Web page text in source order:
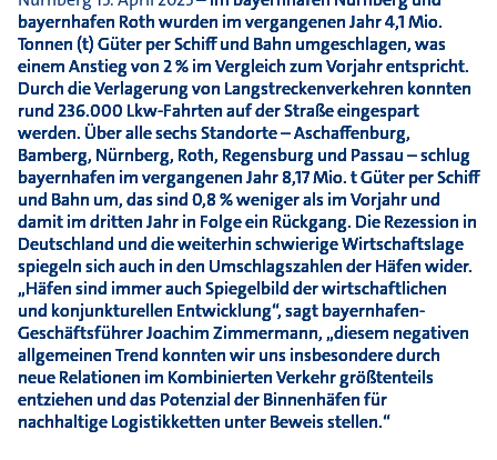
bayernhafen Roth wurden im vergangenen Jahr 4,1 Mio.
Tonnen (t) Güter per Schiff und Bahn umgeschlagen, was
einem Anstieg von 2 % im Vergleich zum Vorjahr entspricht.
Durch die Verlagerung von Langstreckenverkehren konnten
rund 236.000 Lkw-Fahrten auf der Straße eingespart
werden. Über alle sechs Standorte – Aschaffenburg,
Bamberg, Nürnberg, Roth, Regensburg und Passau – schlug
bayernhafen im vergangenen Jahr 8,17 Mio. t Güter per Schiff
und Bahn um, das sind 0,8 % weniger als im Vorjahr und
damit im dritten Jahr in Folge ein Rückgang. Die Rezession in
Deutschland und die weiterhin schwierige Wirtschaftslage
spiegeln sich auch in den Umschlagszahlen der Häfen wider.
„Häfen sind immer auch Spiegelbild der wirtschaftlichen
und konjunkturellen Entwicklung“, sagt bayernhafen-
Geschäftsführer Joachim Zimmermann, „diesem negativen
allgemeinen Trend konnten wir uns insbesondere durch
neue Relationen im Kombinierten Verkehr größtenteils
entziehen und das Potenzial der Binnenhäfen für
nachhaltige Logistikketten unter Beweis stellen.“